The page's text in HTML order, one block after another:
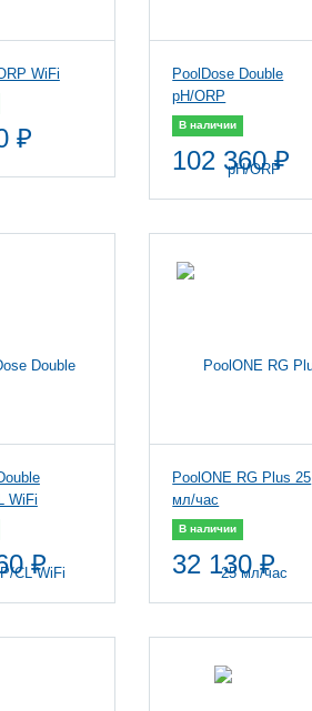
WiFi
₽
PoolDose Double
pH/ORP
В наличии
102 360 ₽
WiFi
₽
PoolONE RG Plus 25
мл/час
В наличии
32 130 ₽